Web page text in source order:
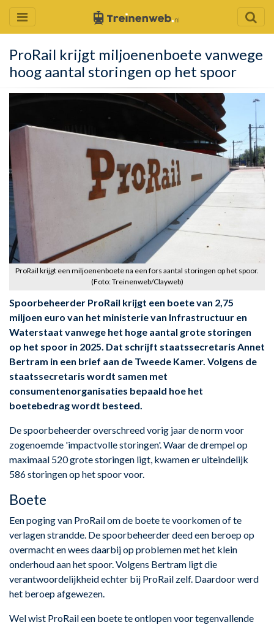
ProRail krijgt miljoenenboete vanwege
hoog aantal storingen op het spoor
ProRail krijgt een miljoenenboete na een fors aantal storingen op het spoor.
(Foto: Treinenweb/Clayweb)
Spoorbeheerder ProRail krijgt een boete van 2,75
miljoen euro van het ministerie van Infrastructuur en
Waterstaat vanwege het hoge aantal grote storingen
op het spoor in 2025. Dat schrijft staatssecretaris Annet
Bertram in een brief aan de Tweede Kamer. Volgens de
staatssecretaris wordt samen met
consumentenorganisaties bepaald hoe het
boetebedrag wordt besteed.
De spoorbeheerder overschreed vorig jaar de norm voor
zogenoemde 'impactvolle storingen'. Waar de drempel op
maximaal 520 grote storingen ligt, kwamen er uiteindelijk
586 storingen op het spoor voor.
Boete
Een poging van ProRail om de boete te voorkomen of te
verlagen strandde. De spoorbeheerder deed een beroep op
overmacht en wees daarbij op problemen met het klein
onderhoud aan het spoor. Volgens Bertram ligt die
verantwoordelijkheid echter bij ProRail zelf. Daardoor werd
het beroep afgewezen.
Wel wist ProRail een boete te ontlopen voor tegenvallende